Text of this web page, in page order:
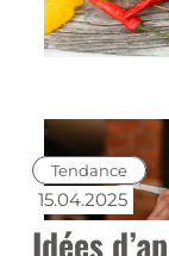
Tendance
15.04.2025
Idées